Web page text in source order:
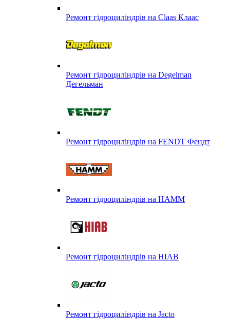
Ремонт гідроциліндрів на Claas Клаас
Ремонт гідроциліндрів на Degelman
Дегельман
Ремонт гідроциліндрів на FENDT Фендт
Ремонт гідроциліндрів на HAMM
Ремонт гідроциліндрів на HIAB
Ремонт гідроциліндрів на Jacto